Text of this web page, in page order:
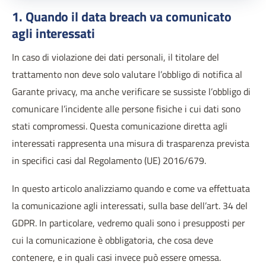
1. Quando il data breach va comunicato
agli interessati
In caso di violazione dei dati personali, il titolare del
trattamento non deve solo valutare l’obbligo di notifica al
Garante privacy, ma anche verificare se sussiste l’obbligo di
comunicare l’incidente alle persone fisiche i cui dati sono
stati compromessi. Questa comunicazione diretta agli
interessati rappresenta una misura di trasparenza prevista
in specifici casi dal Regolamento (UE) 2016/679.
In questo articolo analizziamo quando e come va effettuata
la comunicazione agli interessati, sulla base dell’art. 34 del
GDPR. In particolare, vedremo quali sono i presupposti per
cui la comunicazione è obbligatoria, che cosa deve
contenere, e in quali casi invece può essere omessa.